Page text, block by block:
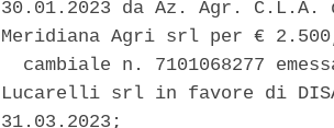
30.01.2023 da Az. Agr.
Meridiana Agri srl per €
cambiale n. 7101068277
Lucarelli srl in favore di
31.03.2023;